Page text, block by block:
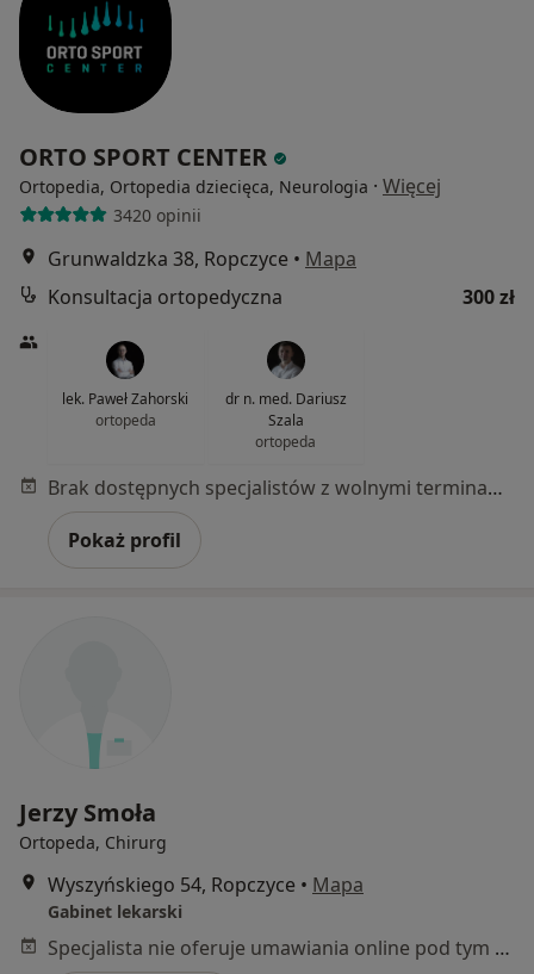
ORTO SPORT CENTER
Ortopedia, Ortopedia dziecięca, Neurologia · Więcej
3420 opinii
Grunwaldzka 38, Ropczyce • Mapa
Konsultacja ortopedyczna
300 zł
lek. Paweł Zahorski
ortopeda
dr n. med. Dariusz
Szala
ortopeda
Brak dostępnych specjalistów z wolnymi terminami w tym centrum medycznym.
Pokaż profil
Jerzy Smoła
Ortopeda, Chirurg
Wyszyńskiego 54, Ropczyce • Mapa
Gabinet lekarski
Specjalista nie oferuje umawiania online pod tym adresem.